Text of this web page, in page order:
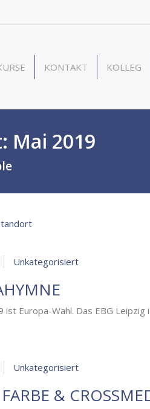
KONTAKT KOLLEG
Mai 2019
Unkategorisiert
ist Europa-Wahl. Das EBG Leipzig
Unkategorisiert
&